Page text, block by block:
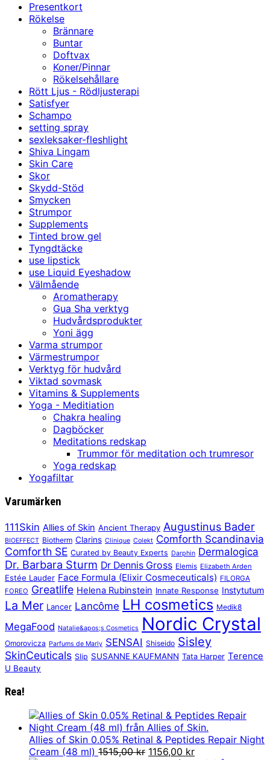
Presentkort
Rökelse
Brännare
Buntar
Doftvax
Koner/Pinnar
Rökelsehållare
Rött Ljus - Rödljusterapi
Satisfyer
Schampo
setting spray
sexleksaker-fleshlight
Shiva Lingam
Skin Care
Skor
Skydd-Stöd
Smycken
Strumpor
Supplements
Tinted brow gel
Tyngdtäcke
use lipstick
use Liquid Eyeshadow
Välmående
Aromatherapy
Gua Sha verktyg
Hudvårdsprodukter
Yoni ägg
Varma strumpor
Värmestrumpor
Verktyg för hudvård
Viktad sovmask
Vitamins & Supplements
Yoga - Meditiation
Chakra healing
Dagböcker
Meditations redskap
Trummor för meditation och trumresor
Yoga redskap
Yogafiltar
Varumärken
111Skin Allies of Skin Ancient Therapy Augustinus Bader
BIOEFFECT Biotherm Clarins Clinique Colekt Comforth Scandinavia
Comforth SE Curated by Beauty Experts Darphin Dermalogica
Dr. Barbara Sturm Dr Dennis Gross Elemis Elizabeth Arden
Estée Lauder Face Formula (Elixir Cosmeceuticals) FILORGA
FOREO Greatlife Helena Rubinstein Innate Response Instytutum
La Mer Lancer Lancôme LH cosmetics Medik8
MegaFood Natalie&apos;s Cosmetics Nordic Crystal
Omorovicza Parfums de Marly SENSAI Shiseido Sisley
SkinCeuticals Slip SUSANNE KAUFMANN Tata Harper Terence
U Beauty
Rea!
Allies of Skin 0.05% Retinal & Peptides Repair Night
Cream (48 ml) 1515,00kr Det
1156,00 krDet